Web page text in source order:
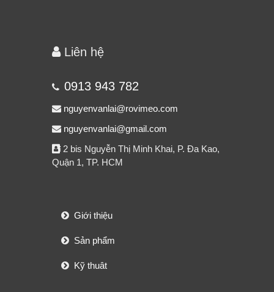
Liên hệ
0913 943 782
nguyenvanlai@rovimeo.com
nguyenvanlai@gmail.com
2 bis Nguyễn Thị Minh Khai, P. Đa Kao,
Quận 1, TP. HCM
Giới thiệu
Sản phẩm
Kỹ thuât